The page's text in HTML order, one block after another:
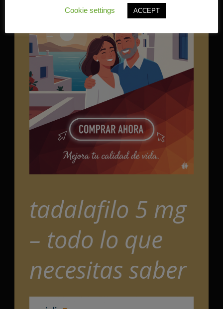
tadalafilo 5 mg
– todo lo que
necesitas saber
Cookie settings ACCEPT